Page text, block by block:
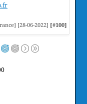
[28-06-2022] [#100]